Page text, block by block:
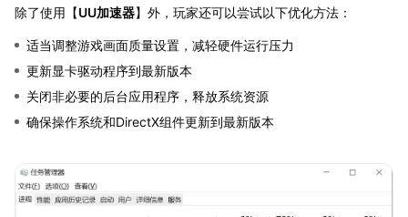
除了使用【UU加速器】外，玩家还可以尝试以下优化方法：
适当调整游戏画面质量设置，减轻硬件运行压力
更新显卡驱动程序到最新版本
关闭非必要的后台应用程序，释放系统资源
确保操作系统和DirectX组件更新到最新版本